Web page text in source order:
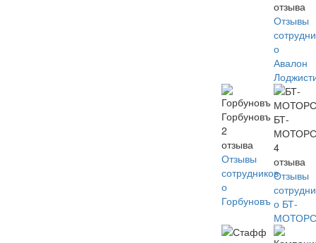
отзыва
Отзывы
о
Авалон
Горбуновъ
2
отзыва
Отзывы
сотрудников
о
Горбуновъ
БТ-
4
отзыва
Отзывы
о БТ-